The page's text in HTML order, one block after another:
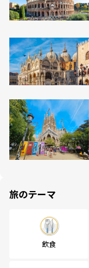
旅のテーマ
飲食